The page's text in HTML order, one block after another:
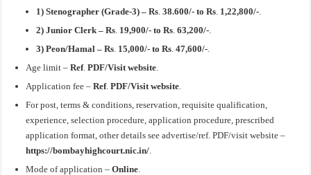
1) Stenographer (Grade-3) – Rs .38.600/- to Rs 1,22,800/-
2) JuniorClerk –Rs 19,900/- to Rs .63,200/-
3) Peon/Hamal –Rs 15,000/- to Rs .47,600/-
Age limit –Ref. PDF/Visit website
Application fee –Ref. PDF/Visit website
For post, terms & conditions, reservation, requisite qualification,
experience, selection procedure, application procedure, prescribed
application format, other details see advertise/ref. PDF/visit website –
https://bombayhighcourt.nic.in/
Mode of application –Online